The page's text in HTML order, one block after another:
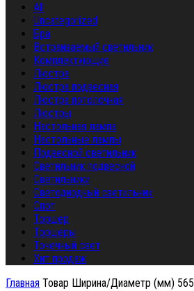
All
Uncategorized
Бра
Встраиваемый светильник
Комплектующие
Люстра
Люстра подвесная
Люстра потолочная
Люстры
Настольная лампа
Настольные лампы
Подвесной светильник
Светильник подвесной
Светильники
Светодиодный светильник
Спот
Торшер
Торшеры
Точечный свет
Хит продаж
Главная Товар Ширина/Диаметр (мм) 565